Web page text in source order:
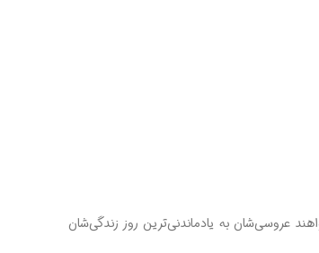
عروسی‌شان به یادماندنی‌ترین روز زندگی‌شان